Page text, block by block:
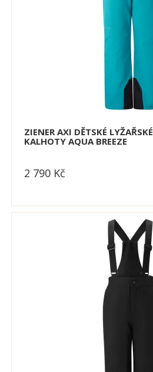
ZIENER AXI DĚTSKÉ LYŽAŘSKÉ
KALHOTY AQUA BREEZE
2 790 Kč